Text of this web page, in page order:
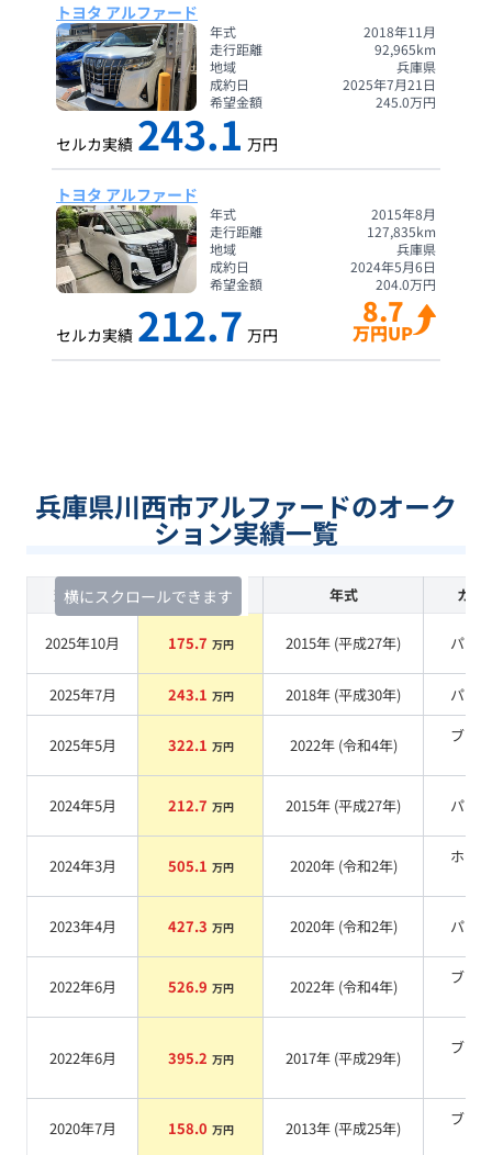
トヨタ アルファード
年式
2018年11月
走行距離
92,965km
地域
兵庫県
成約日
2025年7月21日
希望金額
245.0万円
セルカ実績 243.1 万円
トヨタ アルファード
年式
2015年8月
走行距離
127,835km
地域
兵庫県
成約日
2024年5月6日
希望金額
204.0万円
セルカ実績 212.7 万円
8.7
万円UP
兵庫県川西市アルファードのオーク
ション実績一覧
横にスクロールできます
査定時期 セルカ実績 年式 カラ
2025年10月 175.7 万円 2015年 (平成27年) パール
2025年7月 243.1 万円 2018年 (平成30年) パール
2025年5月 322.1 万円 2022年 (令和4年)
ブラ
2024年5月 212.7 万円 2015年 (平成27年) パール
2024年3月 505.1 万円 2020年 (令和2年)
ホワ
2023年4月 427.3 万円 2020年 (令和2年) パール
2022年6月 526.9 万円 2022年 (令和4年)
ブラ
2022年6月 395.2 万円 2017年 (平成29年)
ブラ
2020年7月 158.0 万円 2013年 (平成25年)
ブラ